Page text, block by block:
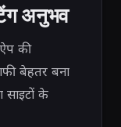
अनुभव
की
बेहतर बना
के